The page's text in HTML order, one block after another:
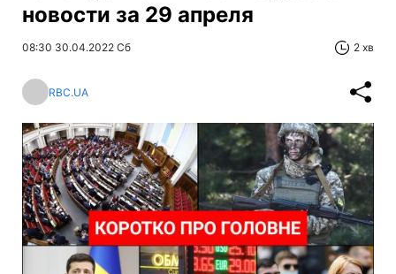
новости за 29 апреля
08:30 30.04.2022 Сб 2 хв
RBC.UA